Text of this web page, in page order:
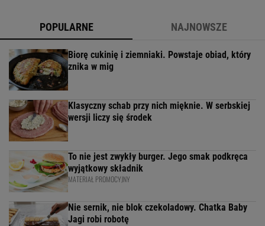
POPULARNE NAJNOWSZE
Biorę cukinię i ziemniaki. Powstaje obiad, który
znika w mig
Klasyczny schab przy nich mięknie. W serbskiej
wersji liczy się środek
To nie jest zwykły burger. Jego smak podkręca
wyjątkowy składnik
MATERIAŁ PROMOCYJNY
Nie sernik, nie blok czekoladowy. Chatka Baby
Jagi robi robotę